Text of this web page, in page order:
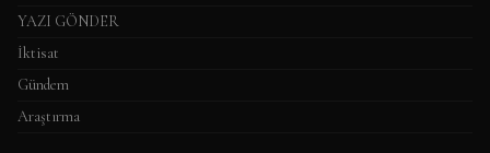
YAZI GÖNDER
İktisat
Gündem
Araştırma